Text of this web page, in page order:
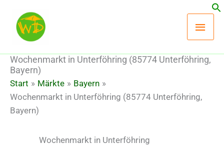
Inhalt
springen
Wochenmarkt in Unterföhring (85774 Unterföhring,
Bayern)
Start Märkte
Bayern
Wochenmarkt in Unterföhring (85774 Unterföhring,
Bayern)
Wochenmarkt in Unterföhring